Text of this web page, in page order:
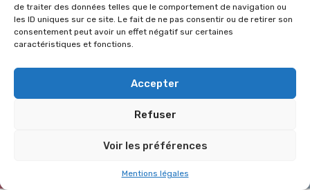
de traiter des données telles que le comportement de navigation ou
les ID uniques sur ce site. Le fait de ne pas consentir ou de retirer son
consentement peut avoir un effet négatif sur certaines
caractéristiques et fonctions.
Accepter
Refuser
Voir les préférences
Mentions légales
MENTIONS LÉGALES